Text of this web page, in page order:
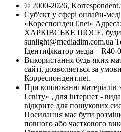
© 2000-2026,
Суб'єкт у сфері онлайн-
«КореспонденТ.net»
ХАРКІВСЬКЕ ШОСЕ,
sunlight@mediadim.com.ua
Ідентифікатор медіа – R40-
Використання будь-яких
сайті, дозволяється за
Корреспондент.net.
При копіюванні
і світу» , для інтернет -
відкрите для пошукових
Посилання має бути
повного або часткового